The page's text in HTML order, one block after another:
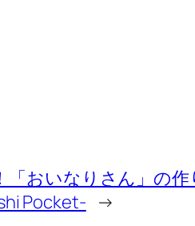
「おいなりさん」の作
Pocket- →